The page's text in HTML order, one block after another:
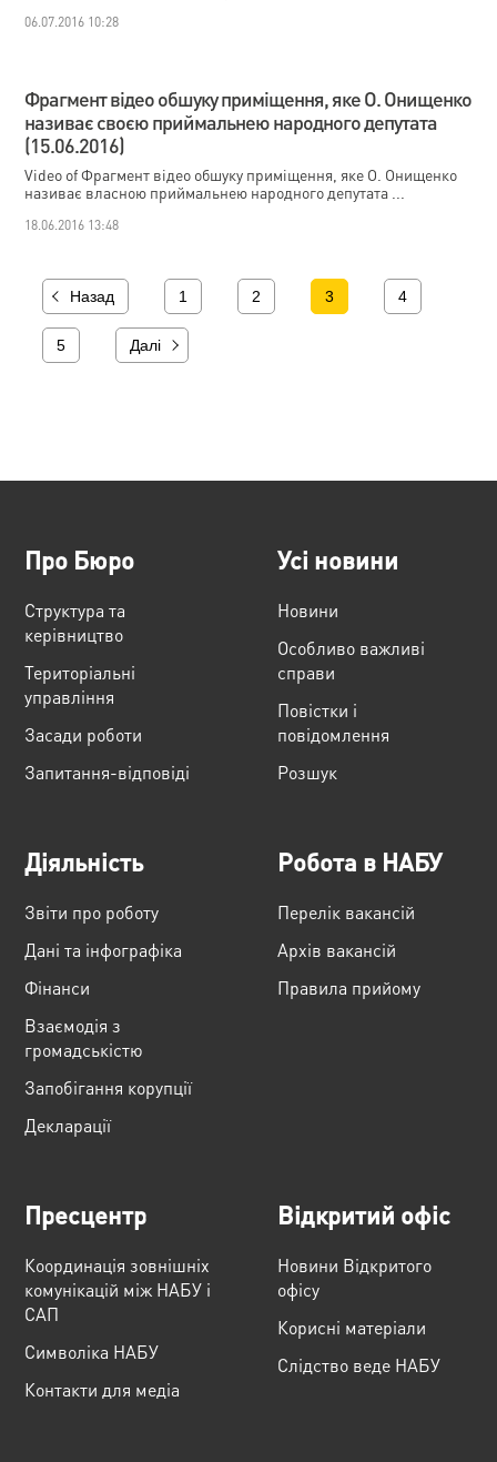
06.07.2016 10:28
Фрагмент відео обшуку приміщення, яке О. Онищенко
називає своєю приймальнею народного депутата
(15.06.2016)
Video of Фрагмент відео обшуку приміщення, яке О. Онищенко
називає власною приймальнею народного депутата ...
18.06.2016 13:48
Назад 1 2 3 4
5 Далі
Про Бюро
Структура та
керівництво
Територіальні
управління
Засади роботи
Запитання-відповіді
Усі новини
Новини
Особливо важливі
справи
Повістки і
повідомлення
Розшук
Діяльність
Звіти про роботу
Дані та інфографіка
Фінанси
Взаємодія з
громадськістю
Запобігання корупції
Декларації
Робота в НАБУ
Перелік вакансій
Архів вакансій
Правила прийому
Пресцентр
Координація зовнішніх
комунікацій між НАБУ і
САП
Cимволіка НАБУ
Контакти для медіа
Відкритий офіс
Новини Відкритого
офісу
Корисні матеріали
Слідство веде НАБУ